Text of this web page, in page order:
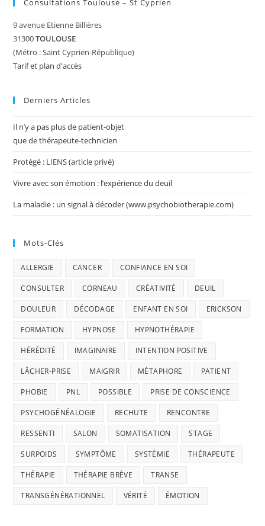
Consultations Toulouse – St Cyprien
9 avenue Etienne Billières
31300TOULOUSE
(Métro : Saint Cyprien-République)
Tarif et plan d'accès
Derniers Articles
Il n’y a pas plus de patient-objet
que de thérapeute-technicien
Protégé : LIENS (article privé)
Vivre avec son émotion : l’expérience du deuil
La maladie : un signal à décoder (www.psychobiotherapie.com)
Mots-Clés
ALLERGIE CANCER CONFIANCE EN SOI
CONSULTER CORNEAU CRÉATIVITÉ DEUIL
DOULEUR DÉCODAGE ENFANT EN SOI ERICKSON
FORMATION HYPNOSE HYPNOTHÉRAPIE
HÉRÉDITÉ IMAGINAIRE INTENTION POSITIVE
LÂCHER-PRISE MAIGRIR MÉTAPHORE PATIENT
PHOBIE PNL POSSIBLE PRISE DE CONSCIENCE
PSYCHOGÉNÉALOGIE RECHUTE RENCONTRE
RESSENTI SALON SOMATISATION STAGE
SURPOIDS SYMPTÔME SYSTÉMIE THÉRAPEUTE
THÉRAPIE THÉRAPIE BRÈVE TRANSE
TRANSGÉNÉRATIONNEL VÉRITÉ ÉMOTION